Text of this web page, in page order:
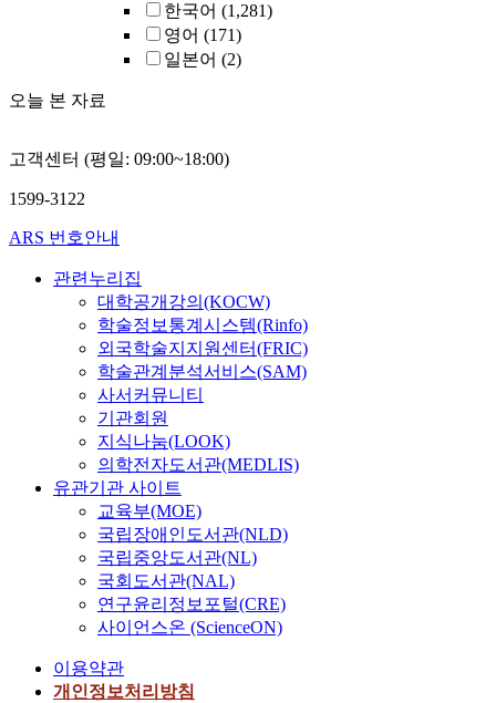
한국어 (1,281)
영어 (171)
일본어 (2)
오늘 본 자료
고객센터 (평일: 09:00~18:00)
1599-3122
ARS 번호안내
관련누리집
대학공개강의(KOCW)
학술정보통계시스템(Rinfo)
외국학술지지원센터(FRIC)
학술관계분석서비스(SAM)
사서커뮤니티
기관회원
지식나눔(LOOK)
의학전자도서관(MEDLIS)
유관기관 사이트
교육부(MOE)
국립장애인도서관(NLD)
국립중앙도서관(NL)
국회도서관(NAL)
연구윤리정보포털(CRE)
사이언스온 (ScienceON)
이용약관
개인정보처리방침